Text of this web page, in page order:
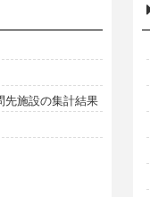
先施設の集計結果